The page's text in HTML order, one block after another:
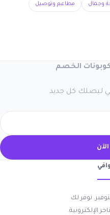
وجمال مطاعم وتوصيل
الخصم
ليصلك كل جديد
نوفر لك
الإلكترونية.